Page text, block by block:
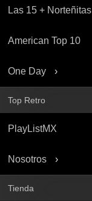
Las 15 + Norteñitas
American Top 10
One Day
Top Retro
PlayListMX
Nosotros
Tienda